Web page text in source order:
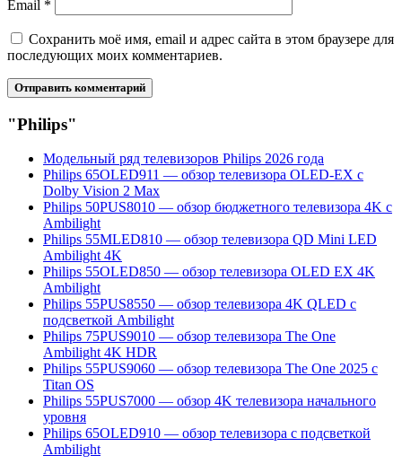
Email *
Сохранить моё имя, email и адрес сайта в этом браузере для
последующих моих комментариев.
"Philips"
Модельный ряд телевизоров Philips 2026 года
Philips 65OLED911 — обзор телевизора OLED-EX с
Dolby Vision 2 Max
Philips 50PUS8010 — обзор бюджетного телевизора 4K с
Ambilight
Philips 55MLED810 — обзор телевизора QD Mini LED
Ambilight 4K
Philips 55OLED850 — обзор телевизора OLED EX 4K
Ambilight
Philips 55PUS8550 — обзор телевизора 4K QLED с
подсветкой Ambilight
Philips 75PUS9010 — обзор телевизора The One
Ambilight 4K HDR
Philips 55PUS9060 — обзор телевизора The One 2025 с
Titan OS
Philips 55PUS7000 — обзор 4K телевизора начального
уровня
Philips 65OLED910 — обзор телевизора с подсветкой
Ambilight